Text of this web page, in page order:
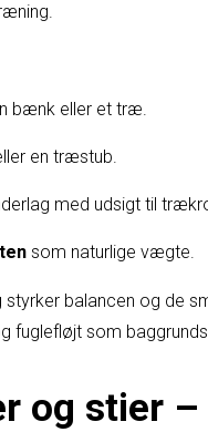
bænk eller et træ.
en træstub.
med udsigt til
som naturlige vægte.
balancen og de
fuglefløjt som
og stier